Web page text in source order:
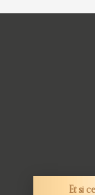
Et si